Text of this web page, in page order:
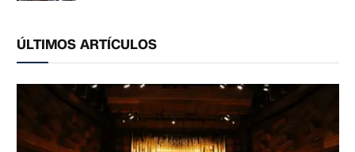
ÚLTIMOS ARTÍCULOS